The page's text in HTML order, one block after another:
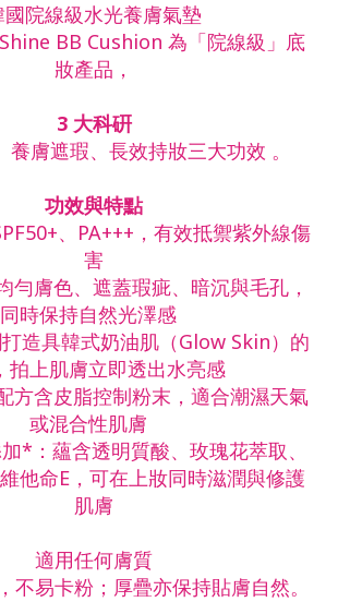
國院線級水光養膚氣墊
BB Cushion 為「院線級」底
妝產品，
3 大科硏
養膚遮瑕、長效持妝三大功效 。
功效與特點
、PA+++，有效抵禦紫外線傷
害
勻膚色、遮蓋瑕疵、暗沉與毛孔，
同時保持自然光澤感
造具韓式奶油肌（Glow Skin）的
拍上肌膚立即透出水亮感
方含皮脂控制粉末，適合潮濕天氣
或混合性肌膚
*：蘊含透明質酸、玫瑰花萃取、
他命E，可在上妝同時滋潤與修護
肌膚
適用任何膚質
不易卡粉；厚疊亦保持貼膚自然。